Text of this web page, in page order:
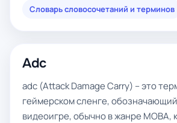
Словарь словосочетаний и терминов
Adc
adc (Attack Damage Carry) – это
геймерском сленге,
видеоигре, обычно в жанре MOBA,